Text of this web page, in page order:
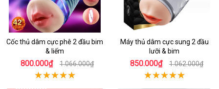
Cốc thủ dâm cực phê 2 đầu bim
& liếm
800.000₫ 1.066.000₫
Máy thủ dâm cực sung 2 đầu
lưỡi & bim
850.000₫ 1.062.000₫